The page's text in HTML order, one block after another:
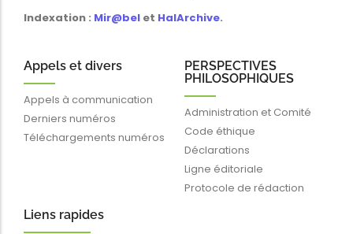
Indexation : Mir@bel et HalArchive.
Appels et divers
Appels à communication
Derniers numéros
Téléchargements numéros
PERSPECTIVES
PHILOSOPHIQUES
Administration et Comité
Code éthique
Déclarations
Ligne éditoriale
Protocole de rédaction
Liens rapides